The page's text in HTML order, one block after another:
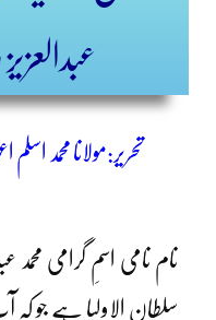
عبدالعزیز
تحریر:مولانا محمد
نام نامی اسمِ گرامی
سلطان الاولیا ہے جو